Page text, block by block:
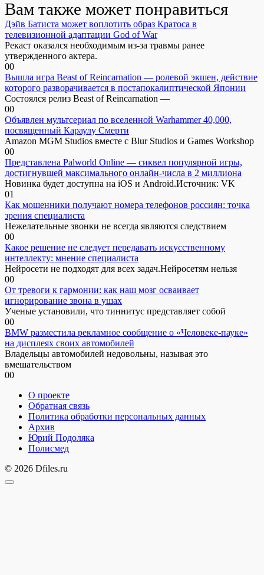
Вам также может понравиться
Дэйв Батиста может воплотить образ Кратоса в
телевизионной адаптации God of War
Рекаст оказался необходимым из-за травмы ранее
утвержденного актера.
00
Вышла игра Beast of Reincarnation — ролевой экшен, действие
которого разворачивается в постапокалиптической Японии
Состоялся релиз Beast of Reincarnation —
00
Объявлен мультсериал по вселенной Warhammer 40,000,
посвященный Караулу Смерти
Amazon MGM Studios вместе с Blur Studios и Games Workshop
00
Представлена Palworld Online — сиквел популярной игры,
достигнувшей максимального онлайн-числа в 2 миллиона
Новинка будет доступна на iOS и Android.Источник: VK
01
Как мошенники получают номера телефонов россиян: точка
зрения специалиста
Нежелательные звонки не всегда являются следствием
00
Какое решение не следует передавать искусственному
интеллекту: мнение специалиста
Нейросети не подходят для всех задач.Нейросетям нельзя
00
От тревоги к гармонии: как наш мозг осваивает
игнорирование звона в ушах
Ученые установили, что тиннитус представляет собой
00
BMW разместила рекламное сообщение о «Человеке-пауке»
на дисплеях своих автомобилей
Владельцы автомобилей недовольны, называя это
вмешательством
00
О проекте
Обратная связь
Политика обработки персональных данных
Архив
Юрий Подоляка
Полисмед
© 2026 Dfiles.ru